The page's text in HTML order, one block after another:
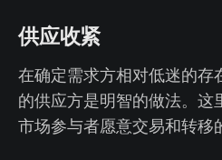
供应收紧
在确定需求方相对低迷的存
的供应方是明智的做法。这
市场参与者愿意交易和转移